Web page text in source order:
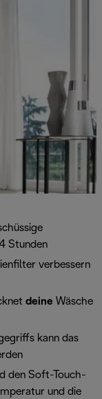
Stunden
verbessern
deine Wäsche
kann das
den Soft-Touch-
und die